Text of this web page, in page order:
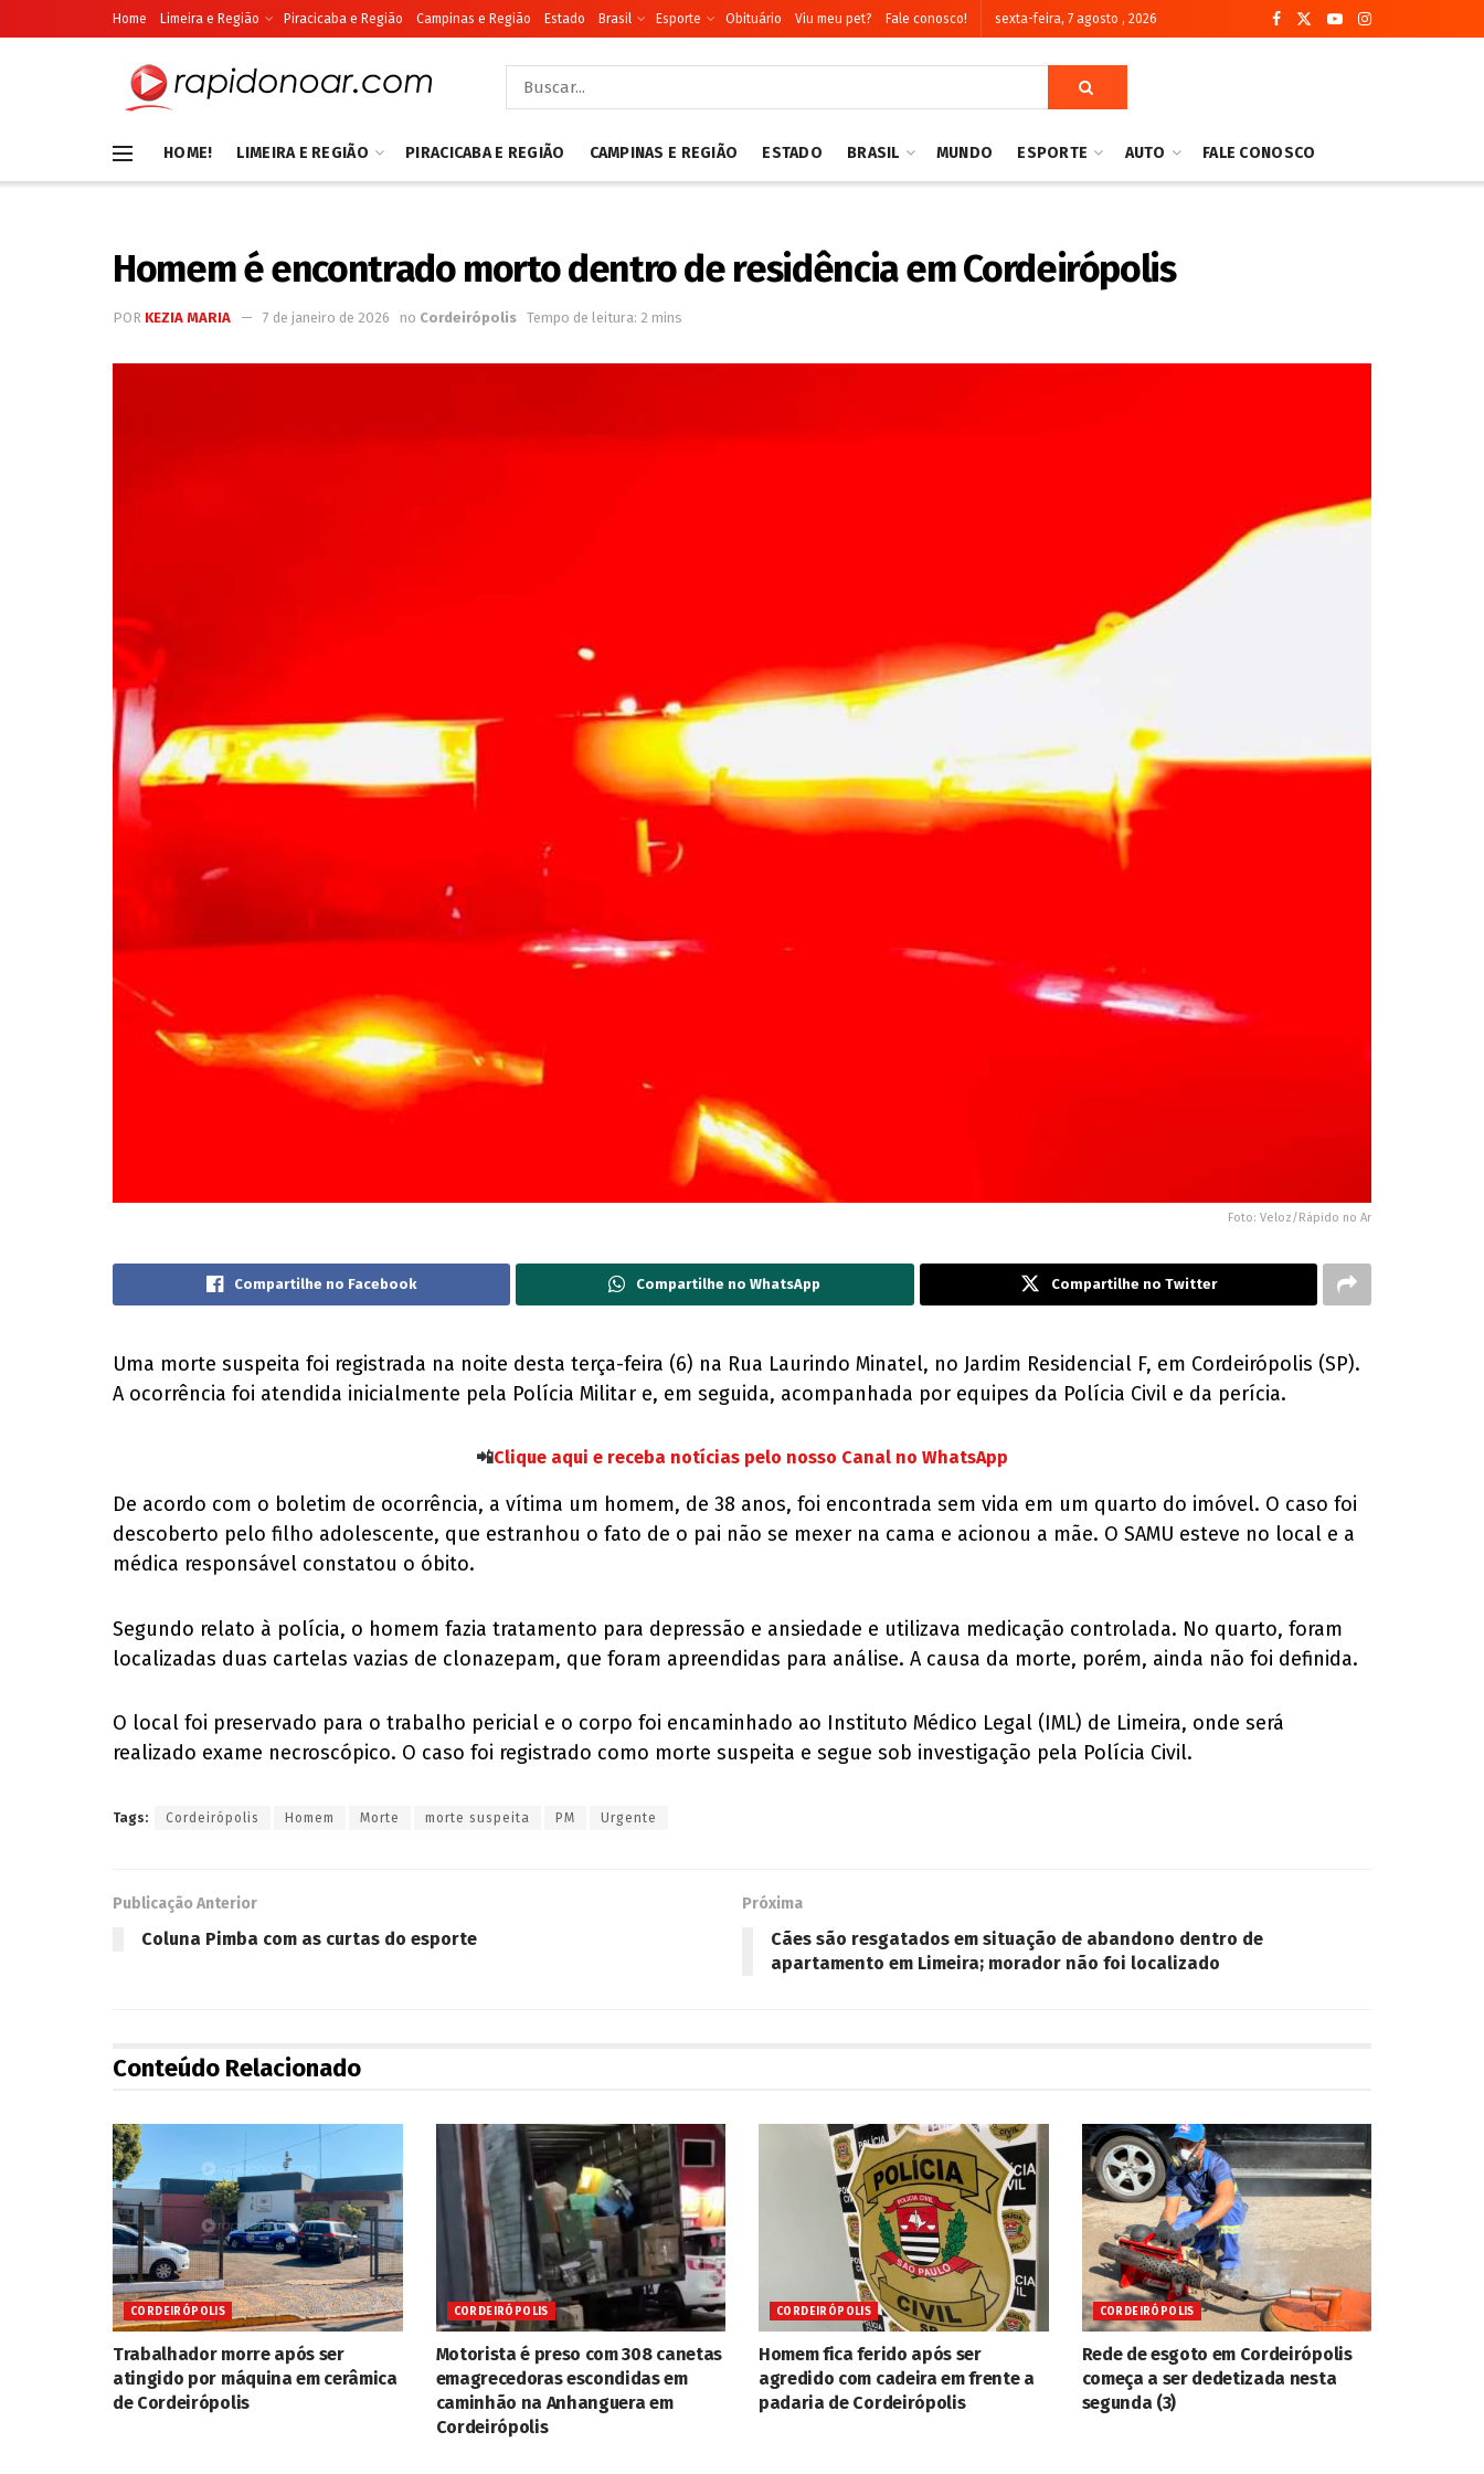
Home Limeira e Região Piracicaba e Região Campinas e Região Estado Brasil Esporte Obituário Viu meu pet? Fale conosco! sexta-feira, 7 agosto , 2026
HOME! LIMEIRA E REGIÃO PIRACICABA E REGIÃO CAMPINAS E REGIÃO ESTADO BRASIL MUNDO ESPORTE AUTO FALE CONOSCO
Homem é encontrado morto dentro de residência em Cordeirópolis
POR KEZIA MARIA 7 de janeiro de 2026 no Cordeirópolis Tempo de leitura: 2 mins
Foto: Veloz/Rápido no Ar
Compartilhe no Facebook Compartilhe no WhatsApp Compartilhe no Twitter
Uma morte suspeita foi registrada na noite desta terça-feira (6) na Rua Laurindo Minatel, no Jardim Residencial F, em Cordeirópolis (SP).
A ocorrência foi atendida inicialmente pela Polícia Militar e, em seguida, acompanhada por equipes da Polícia Civil e da perícia.
📲Clique aqui e receba notícias pelo nosso Canal no WhatsApp
De acordo com o boletim de ocorrência, a vítima um homem, de 38 anos, foi encontrada sem vida em um quarto do imóvel. O caso foi
descoberto pelo filho adolescente, que estranhou o fato de o pai não se mexer na cama e acionou a mãe. O SAMU esteve no local e a
médica responsável constatou o óbito.
Segundo relato à polícia, o homem fazia tratamento para depressão e ansiedade e utilizava medicação controlada. No quarto, foram
localizadas duas cartelas vazias de clonazepam, que foram apreendidas para análise. A causa da morte, porém, ainda não foi definida.
O local foi preservado para o trabalho pericial e o corpo foi encaminhado ao Instituto Médico Legal (IML) de Limeira, onde será
realizado exame necroscópico. O caso foi registrado como morte suspeita e segue sob investigação pela Polícia Civil.
Tags: Cordeirópolis Homem Morte morte suspeita PM Urgente
Publicação Anterior
Coluna Pimba com as curtas do esporte
Próxima
Cães são resgatados em situação de abandono dentro de
apartamento em Limeira; morador não foi localizado
Conteúdo Relacionado
CORDEIRÓPOLIS
Trabalhador morre após ser
atingido por máquina em cerâmica
de Cordeirópolis
CORDEIRÓPOLIS
Motorista é preso com 308 canetas
emagrecedoras escondidas em
caminhão na Anhanguera em
Cordeirópolis
CORDEIRÓPOLIS
Homem fica ferido após ser
agredido com cadeira em frente a
padaria de Cordeirópolis
CORDEIRÓPOLIS
Rede de esgoto em Cordeirópolis
começa a ser dedetizada nesta
segunda (3)